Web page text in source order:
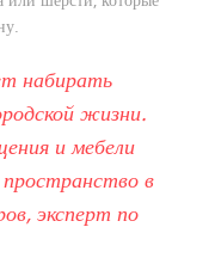
набирать
жизни.
и мебели
в
эксперт по